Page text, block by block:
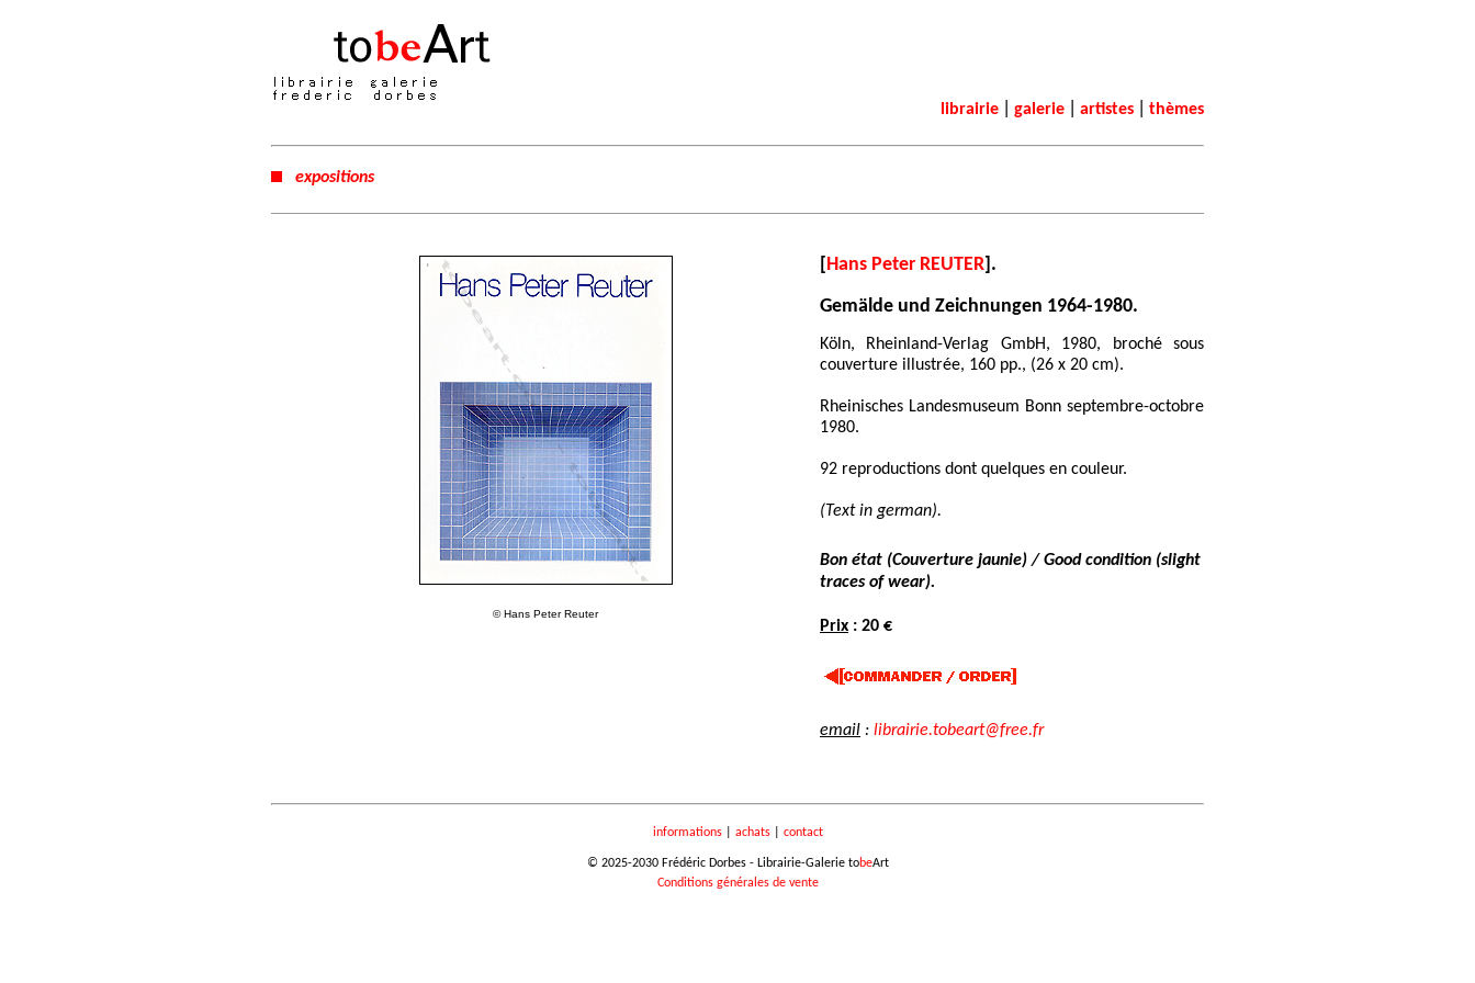
librairie galerie artistes thèmes
expositions
© Hans Peter Reuter
[Hans Peter REUTER].
Gemälde und Zeichnungen 1964-1980.
Köln, Rheinland-Verlag GmbH, 1980, broché sous
couverture illustrée, 160 pp., (26 x 20 cm).
Rheinisches Landesmuseum Bonn septembre-octobre
1980.
92 reproductions dont quelques en couleur.
(Text in german).
Bon état (Couverture jaunie) / Good condition (slight
traces of wear).
Prix : 20 €
email : librairie.tobeart@free.fr
informations| achats| contact
© 2025-2030 Frédéric Dorbes - Librairie-Galerie tobeArt
Conditions générales de vente